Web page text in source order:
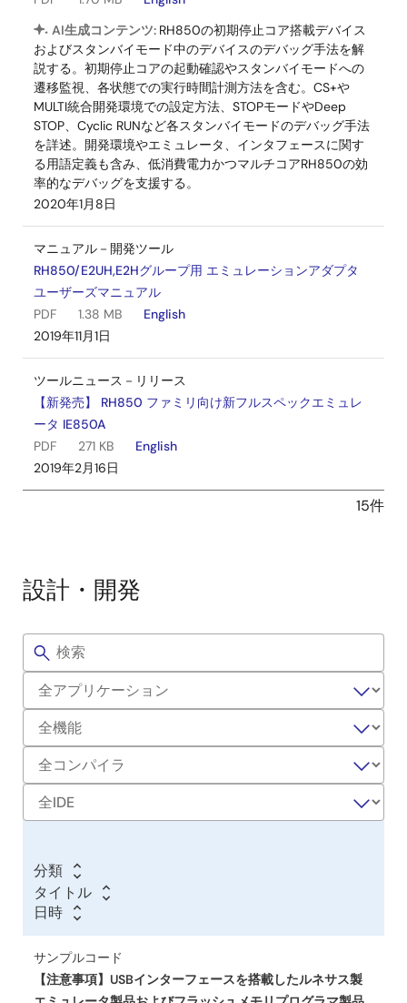
AI生成コンテンツ: RH850の初期停止コア搭載デバイス
およびスタンバイモード中のデバイスのデバッグ手法を解
説する。初期停止コアの起動確認やスタンバイモードへの
遷移監視、各状態での実行時間計測方法を含む。CS+や
MULTI統合開発環境での設定方法、STOPモードやDeep
STOP、Cyclic RUNなど各スタンバイモードのデバッグ手法
を詳述。開発環境やエミュレータ、インタフェースに関す
る用語定義も含み、低消費電力かつマルチコアRH850の効
率的なデバッグを支援する。
2020年1月8日
マニュアル－開発ツール
RH850/E2UH,E2Hグループ用 エミュレーションアダプタ
ユーザーズマニュアル
PDF
1.38 MB
English
2019年11月1日
ツールニュース－リリース
【新発売】 RH850 ファミリ向け新フルスペックエミュレ
ータ IE850A
PDF
271 KB
English
2019年2月16日
15件
設計・開発
サ
ン
プ
ル
コ
ー
ド
フ
タ
分類
タ
イ
ト
ル
タイトル
日
日
日時
サンプルコード
【注意事項】USBインターフェースを搭載したルネサス製